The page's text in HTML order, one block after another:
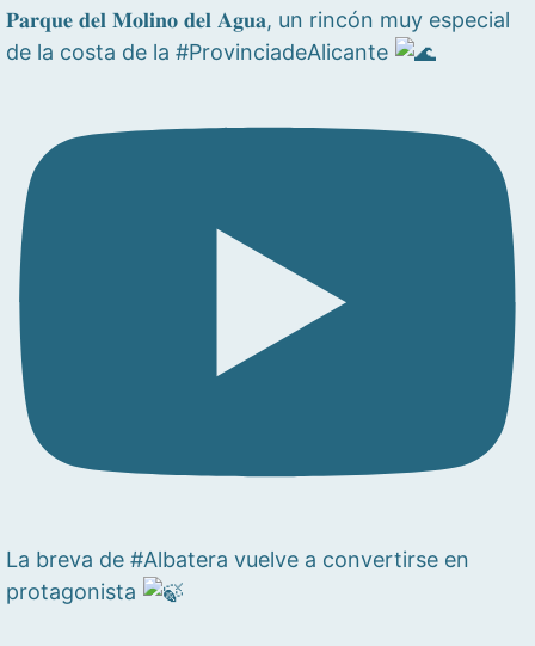
𝐏𝐚𝐫𝐪𝐮𝐞 𝐝𝐞𝐥 𝐌𝐨𝐥𝐢𝐧𝐨 𝐝𝐞𝐥 𝐀𝐠𝐮𝐚, un rincón muy especial
de la costa de la #ProvinciadeAlicante
La breva de #Albatera vuelve a convertirse en
protagonista